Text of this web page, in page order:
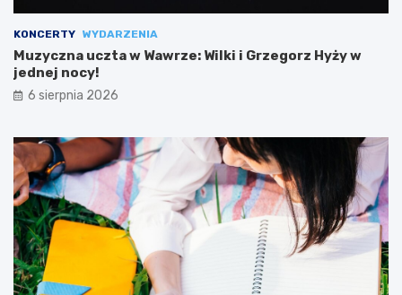
KONCERTY WYDARZENIA
Muzyczna uczta w Wawrze: Wilki i Grzegorz Hyży w
jednej nocy!
6 sierpnia 2026